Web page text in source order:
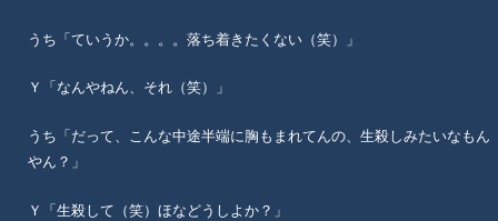
うち「ていうか。。。。落ち着きたくない（笑）」
Ｙ「なんやねん、それ（笑）」
うち「だって、こんな中途半端に胸もまれてんの、生殺しみたいなもん
やん？」
Ｙ「生殺して（笑）ほなどうしよか？」